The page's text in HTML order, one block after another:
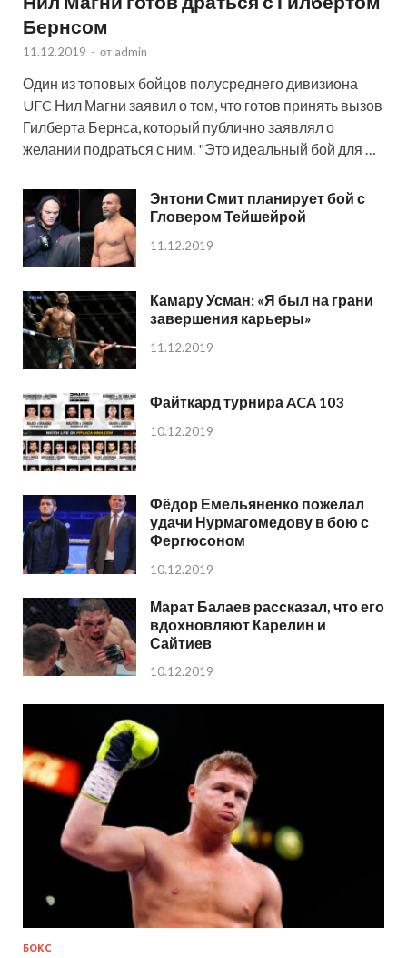
Бернсом
11.12.2019 - от admin
Один из топовых бойцов полусреднего дивизиона
UFC Нил Магни заявил о том, что готов принять вызов
Гилберта Бернса, который публично заявлял о
желании подраться с ним. "Это идеальный бой для …
Энтони Смит планирует бой с
Гловером Тейшейрой
11.12.2019
Камару Усман: «Я был на грани
завершения карьеры»
11.12.2019
Файткард турнира ACA 103
10.12.2019
Фёдор Емельяненко пожелал
удачи Нурмагомедову в бою с
Фергюсоном
10.12.2019
Марат Балаев рассказал, что его
вдохновляют Карелин и
Сайтиев
10.12.2019
БОКС